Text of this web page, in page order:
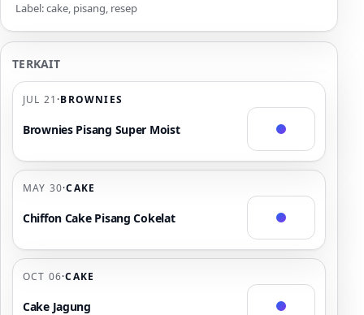
Label: cake, pisang, resep
TERKAIT
JUL 21 ·BROWNIES
Brownies Pisang Super Moist
MAY 30·CAKE
Chiffon Cake Pisang Cokelat
OCT 06·CAKE
Cake Jagung